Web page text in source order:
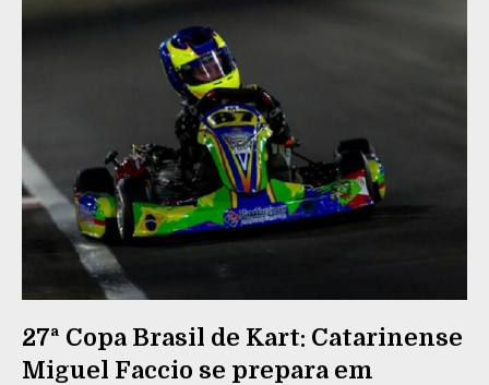
27ª Copa Brasil de Kart: Catarinense
Miguel Faccio se prepara em